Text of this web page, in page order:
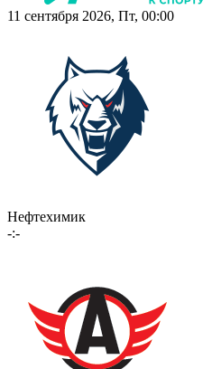
11 сентября 2026, Пт, 00:00
Нефтехимик
-:-